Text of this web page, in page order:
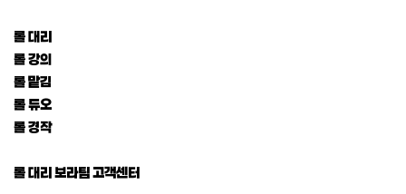
롤 대리
롤 강의
롤 맡김
롤 듀오
롤 경작
롤 대리 보라팀 고객센터